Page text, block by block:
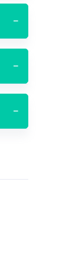
−
−
−